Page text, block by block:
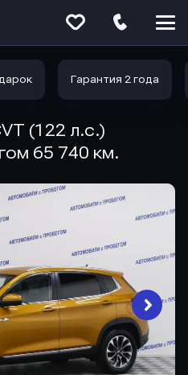
Гарантия 2 года
(122 л.с.)
65 740 км.